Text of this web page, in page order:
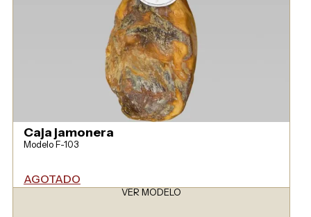
Caja jamonera
Modelo F-103
AGOTADO
VER MODELO